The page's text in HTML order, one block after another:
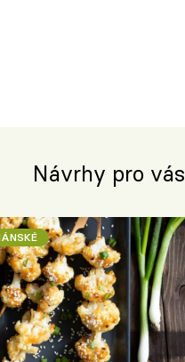
Návrhy pro vás